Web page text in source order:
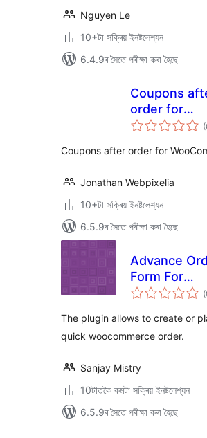
Nguyen Le
10+টা সক্ৰিয় ইনষ্টলেশ্যন
6.4.9ৰ সৈতে পৰীক্ষা কৰা হৈছে
Coupons
order for
Coupons after order for
Jonathan Webpixelia
10+টা সক্ৰিয় ইনষ্টলেশ্যন
6.5.9ৰ সৈতে পৰীক্ষা কৰা হৈছে
Advance
Form For
Order
The plugin allows to create or
quick woocommerce order.
Sanjay Mistry
10টাতকৈ কমটা সক্ৰিয় ইনষ্টলেশ্যন
6.5.9ৰ সৈতে পৰীক্ষা কৰা হৈছে